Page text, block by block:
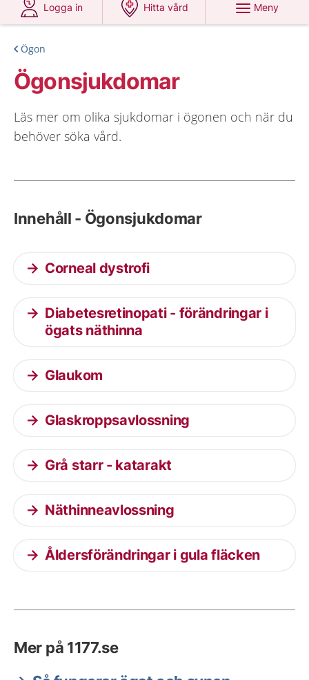
Logga in
Hitta vård
Meny
Ögon
Ögonsjukdomar
Läs mer om olika sjukdomar i ögonen och när du
behöver söka vård.
Innehåll - Ögonsjukdomar
Corneal dystrofi
Diabetesretinopati - förändringar i
ögats näthinna
Glaukom
Glaskroppsavlossning
Grå starr - katarakt
Näthinneavlossning
Åldersförändringar i gula fläcken
Mer på 1177.se